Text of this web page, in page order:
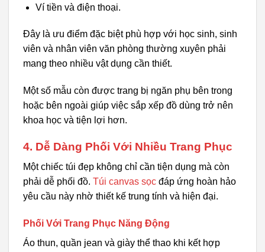
Ví tiền và điện thoại.
Đây là ưu điểm đặc biệt phù hợp với học sinh, sinh
viên và nhân viên văn phòng thường xuyên phải
mang theo nhiều vật dụng cần thiết.
Một số mẫu còn được trang bị ngăn phụ bên trong
hoặc bên ngoài giúp việc sắp xếp đồ dùng trở nên
khoa học và tiện lợi hơn.
4. Dễ Dàng Phối Với Nhiều Trang Phục
Một chiếc túi đẹp không chỉ cần tiện dụng mà còn
phải dễ phối đồ. Túi canvas sọc đáp ứng hoàn hảo
yêu cầu này nhờ thiết kế trung tính và hiện đại.
Phối Với Trang Phục Năng Động
Áo thun, quần jean và giày thể thao khi kết hợp